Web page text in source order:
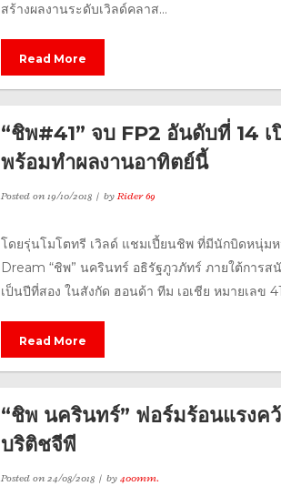
สร้างผลงานระดับเวิลด์คลาส...
Read More
“ชิพ#41” จบ FP2 อันดับที่ 14
พร้อมทำผลงานอาทิตย์นี้
Posted on19/10/2018 byRider 69
โดยรุ่นโมโตทรี เวิลด์ แชมเปี้ยนชิพ ที่มีนักบิดหนุ่ม
Dream “ชิพ” นครินทร์ อธิรัฐภูวภัทร์ ภายใต้การ
เป็นปีที่สอง ในสังกัด ฮอนด้า ทีม เอเชีย หมายเลข
Read More
“ชิพ นครินทร์” ฟอร์มร้อนแรงค
บริติชจีพี
Posted on24/08/2018 by400mm.